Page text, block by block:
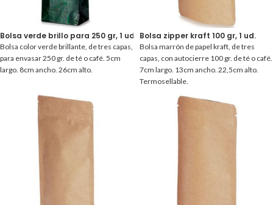
Bolsa verde brillo para 250 gr, 1 ud.
Bolsa color verde brillante, de tres capas,
para envasar 250 gr. de té o café. 5cm
largo. 8cm ancho. 26cm alto.
Bolsa zipper kraft 100 gr, 1 ud.
Bolsa marrón de papel kraft, de tres
capas, con autocierre 100 gr. de té o café.
7cm largo. 13cm ancho. 22,5cm alto.
Termosellable.